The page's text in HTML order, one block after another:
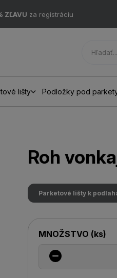
ZĽAVU za registráciu
lišty Podložky pod
Roh
Parketové lišty k
MNOŽSTVO (ks)